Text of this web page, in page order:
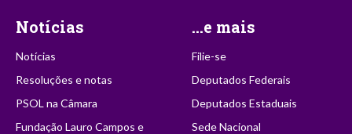
Notícias
Notícias
Resoluções e notas
PSOL na Câmara
Fundação Lauro Campos e
...e mais
Filie-se
Deputados Federais
Deputados Estaduais
Sede Nacional